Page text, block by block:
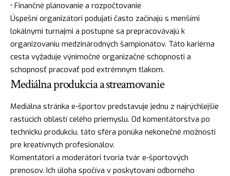
• Finančné plánovanie a rozpočtovanie
Úspešní organizátori podujatí často začínajú s menšími
lokálnymi turnajmi a postupne sa prepracovávajú k
organizovaniu medzinárodných šampionátov. Táto kariérna
cesta vyžaduje výnimočné organizačné schopnosti a
schopnosť pracovať pod extrémnym tlakom.
Mediálna produkcia a streamovanie
Mediálna stránka e-športov predstavuje jednu z najrýchlejšie
rastúcich oblastí celého priemyslu. Od komentátorstva po
technickú produkciu, táto sféra ponúka nekonečné možnosti
pre kreatívnych profesionálov.
Komentátori a moderátori tvoria tvár e-športových
prenosov. Ich úloha spočíva v poskytovaní odborného